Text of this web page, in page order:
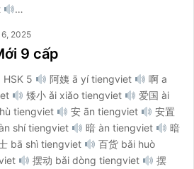
…
2025
9 cấp
5 阿姨 ā yí tiengviet
啊 a
矮小 ǎi xiǎo tiengviet
爱国 ài
tiengviet 安 ān tiengviet
安置
shí tiengviet 暗 àn tiengviet
暗
bā shì tiengviet
百货 bǎi huò
摆动 bǎi dòng tiengviet
摆